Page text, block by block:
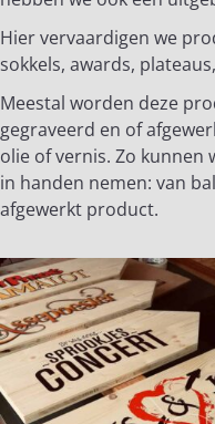
Hier vervaardigen we
sokkels, awards,
Meestal worden deze
gegraveerd en of
olie of vernis. Zo kunnen
in handen nemen: van
afgewerkt product.